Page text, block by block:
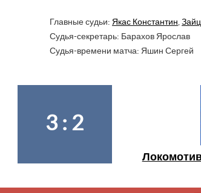
Главные судьи: Якас Константин
Судья-секретарь: Барахов Ярослав
Судья-времени матча: Яшин Сергей
3 : 2